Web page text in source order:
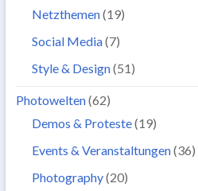
Netzthemen(19)
Social Media(7)
Style & Design(51)
Photowelten(62)
Demos & Proteste(19)
Events & Veranstaltungen(36)
Photography(20)